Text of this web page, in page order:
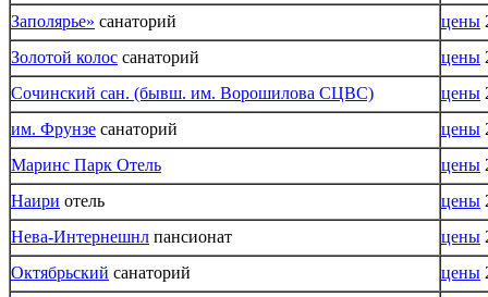
Заполярье» санаторий цены
Золотой колос санаторий цены
Сочинский сан. (бывш. им. Ворошилова СЦВС)
цены
им. Фрунзе санаторий цены
Маринс Парк Отель
цены
Наири отель цены
Нева-Интернешнл пансионат цены
Октябрьский санаторий цены